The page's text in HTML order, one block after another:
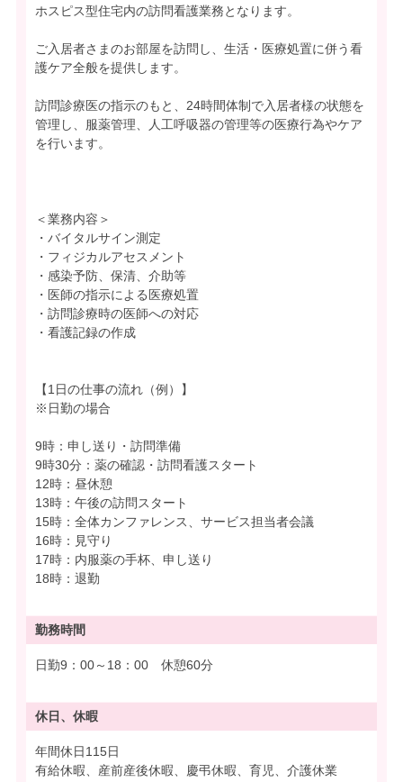
ホスピス型住宅内の訪問看護業務となります。
ご入居者さまのお部屋を訪問し、生活・医療処置に併う看
護ケア全般を提供します。
訪問診療医の指示のもと、24時間体制で入居者様の状態を
管理し、服薬管理、人工呼吸器の管理等の医療行為やケア
を行います。
＜業務内容＞
・バイタルサイン測定
・フィジカルアセスメント
・感染予防、保清、介助等
・医師の指示による医療処置
・訪問診療時の医師への対応
・看護記録の作成
【1日の仕事の流れ（例）】
※日勤の場合
9時：申し送り・訪問準備
9時30分：薬の確認・訪問看護スタート
12時：昼休憩
13時：午後の訪問スタート
15時：全体カンファレンス、サービス担当者会議
16時：見守り
17時：内服薬の手杯、申し送り
18時：退勤
勤務時間
日勤9：00～18：00 休憩60分
休日、休暇
年間休日115日
有給休暇、産前産後休暇、慶弔休暇、育児、介護休業